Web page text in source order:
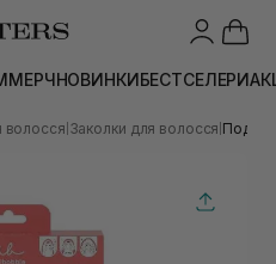
МЕРЧНОВИНКИБЕСТСЕЛЕРИ
волосся Заколки для волосся